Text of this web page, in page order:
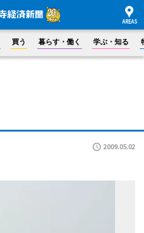
買う 暮らす・働く 学ぶ・知る
2009.05.02